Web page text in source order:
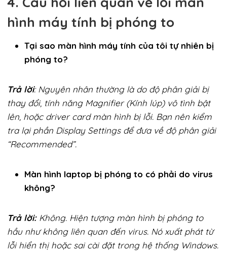
hình máy tính bị phóng to
Tại sao màn hình máy tính của tôi tự nhiên bị
phóng to?
Trả lời: Nguyên nhân thường là do độ phân giải bị
thay đổi, tính năng Magnifier (Kính lúp) vô tình bật
lên, hoặc driver card màn hình bị lỗi. Bạn nên kiểm
tra lại phần Display Settings để đưa về độ phân giải
“Recommended”.
Màn hình laptop bị phóng to có phải do virus
không?
Trả lời:Không. Hiện tượng màn hình bị phóng to
hầu như không liên quan đến virus. Nó xuất phát từ
lỗi hiển thị hoặc sai cài đặt trong hệ thống Windows.